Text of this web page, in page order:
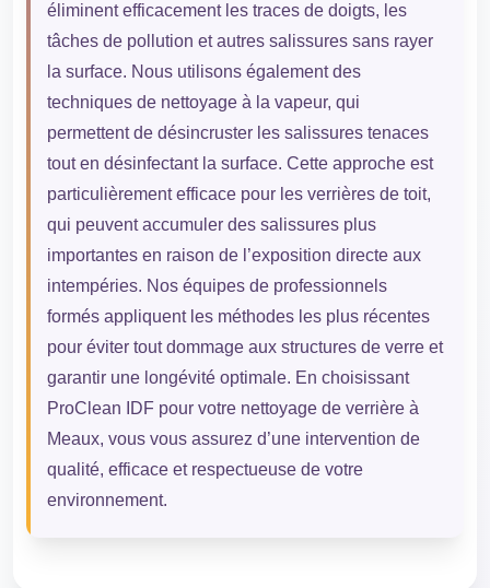
éliminent efficacement les traces de doigts, les
tâches de pollution et autres salissures sans rayer
la surface. Nous utilisons également des
techniques de nettoyage à la vapeur, qui
permettent de désincruster les salissures tenaces
tout en désinfectant la surface. Cette approche est
particulièrement efficace pour les verrières de toit,
qui peuvent accumuler des salissures plus
importantes en raison de l’exposition directe aux
intempéries. Nos équipes de professionnels
formés appliquent les méthodes les plus récentes
pour éviter tout dommage aux structures de verre et
garantir une longévité optimale. En choisissant
ProClean IDF pour votre nettoyage de verrière à
Meaux, vous vous assurez d’une intervention de
qualité, efficace et respectueuse de votre
environnement.